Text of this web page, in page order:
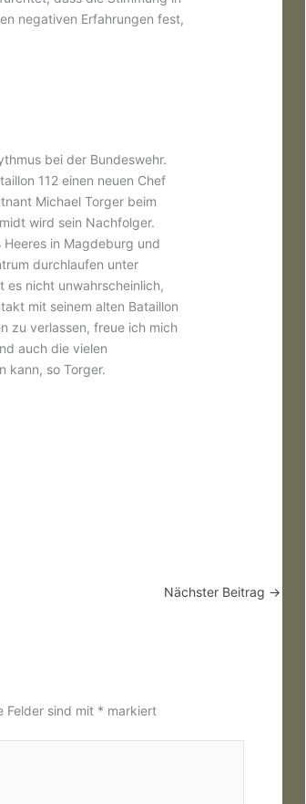
negativen Erfahrungen fest,
bei der Bundeswehr.
112 einen neuen Chef
Michael Torger beim
wird sein Nachfolger.
in Magdeburg und
durchlaufen unter
es nicht unwahrscheinlich,
mit seinem alten Bataillon
zu verlassen, freue ich mich
auch die vielen
kann, so Torger.
Nächster Beitrag →
Felder sind mit * markiert